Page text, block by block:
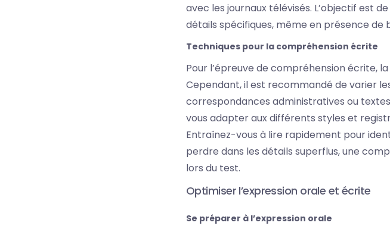
avec les journaux télévisés. L’objectif est
détails spécifiques, même en présence
Techniques pour la compréhension écrite
Pour l’épreuve de compréhension écrite,
Cependant, il est recommandé de varier
correspondances administratives ou
vous adapter aux différents styles et
Entraînez-vous à lire rapidement pour
perdre dans les détails superflus, une
lors du test.
Optimiser l’expression orale et écrite
Se préparer à l’expression orale